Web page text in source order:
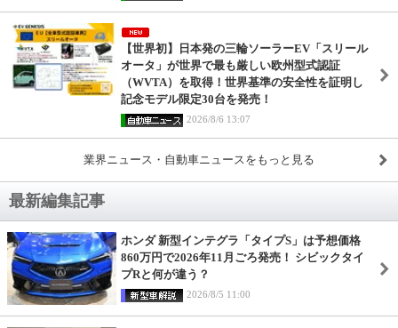
【世界初】日本発の三輪ソーラーEV「スリール
オータ」が世界で最も厳しい欧州型式認証
（WVTA）を取得！世界基準の安全性を証明し
記念モデル限定30台を発売！
2026/8/6 13:07
業界ニュース・自動車ニュースをもっと見る
最新編集記事
ホンダ 新型インテグラ「タイプS」は予想価格
860万円で2026年11月ごろ発売！ シビックタイ
プRと何が違う？
2026/8/5 11:00